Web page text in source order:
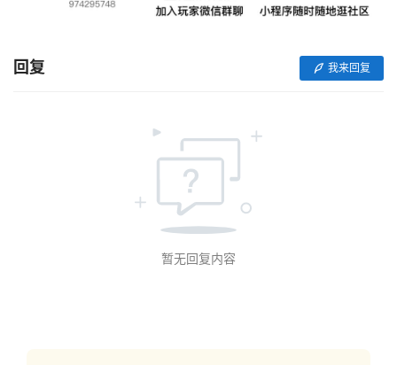
业
动
回复 我来回复
暂无回复内容